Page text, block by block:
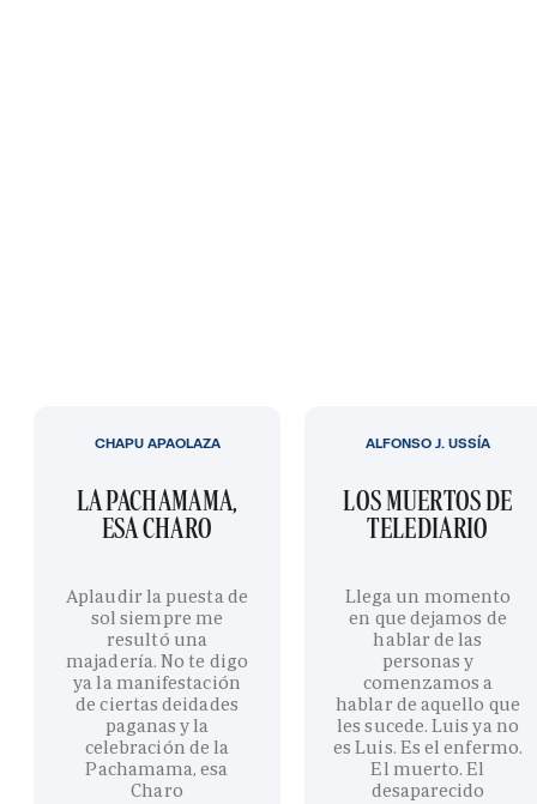
LA PACHAMAMA,
ESA CHARO
Aplaudir la puesta de
sol siempre me
resultó una
majadería. No te digo
ya la manifestación
de ciertas deidades
paganas y la
celebración de la
Pachamama, esa
Charo
CHAPU APAOLAZA
LOS MUERTOS DE
TELEDIARIO
Llega un momento
en que dejamos de
hablar de las
personas y
comenzamos a
hablar de aquello que
les sucede. Luis ya no
es Luis. Es el enfermo.
El muerto. El
desaparecido
ALFONSO J. USSÍA